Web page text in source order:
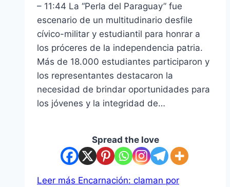
– 11:44 La “Perla del Paraguay” fue
escenario de un multitudinario desfile
cívico-militar y estudiantil para honrar a
los próceres de la independencia patria.
Más de 18.000 estudiantes participaron y
los representantes destacaron la
necesidad de brindar oportunidades para
los jóvenes y la integridad de…
Spread the love
Leer más Encarnación: claman por